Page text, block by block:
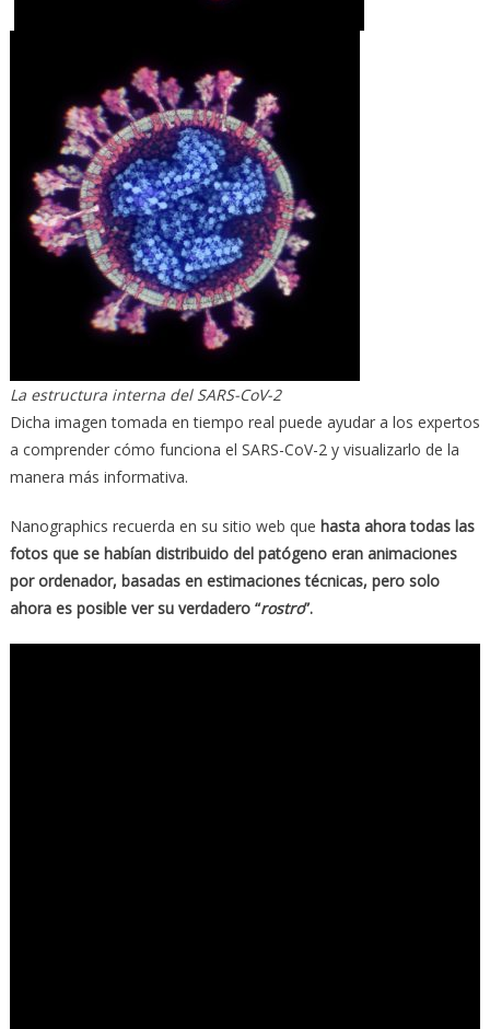
La estructura interna del SARS-CoV-2
Dicha imagen tomada en tiempo real puede ayudar a los expertos
a comprender cómo funciona el SARS-CoV-2 y visualizarlo de la
manera más informativa.
Nanographics recuerda en su sitio web que hasta ahora todas las
fotos que se habían distribuido del patógeno eran animaciones
por ordenador, basadas en estimaciones técnicas, pero solo
ahora es posible ver su verdadero “rostro”.